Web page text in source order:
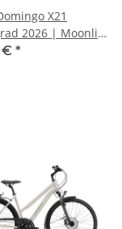
X21
2026 | Moonlit
€ *